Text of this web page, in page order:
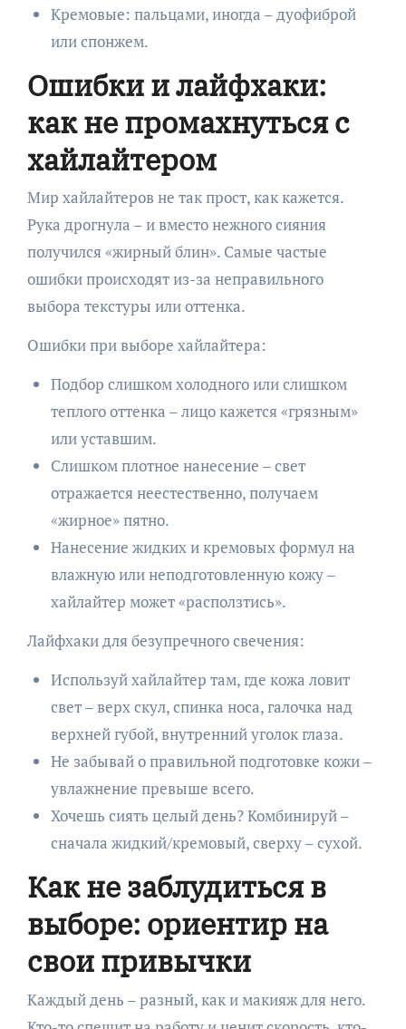
Кремовые: пальцами, иногда – дуофиброй
или спонжем.
Ошибки и лайфхаки:
как не промахнуться с
хайлайтером
Мир хайлайтеров не так прост, как кажется.
Рука дрогнула – и вместо нежного сияния
получился «жирный блин». Самые частые
ошибки происходят из-за неправильного
выбора текстуры или оттенка.
Ошибки при выборе хайлайтера:
Подбор слишком холодного или слишком
теплого оттенка – лицо кажется «грязным»
или уставшим.
Слишком плотное нанесение – свет
отражается неестественно, получаем
«жирное» пятно.
Нанесение жидких и кремовых формул на
влажную или неподготовленную кожу –
хайлайтер может «расползтись».
Лайфхаки для безупречного свечения:
Используй хайлайтер там, где кожа ловит
свет – верх скул, спинка носа, галочка над
верхней губой, внутренний уголок глаза.
Не забывай о правильной подготовке кожи –
увлажнение превыше всего.
Хочешь сиять целый день? Комбинируй –
сначала жидкий/кремовый, сверху – сухой.
Как не заблудиться в
выборе: ориентир на
свои привычки
Каждый день – разный, как и макияж для него.